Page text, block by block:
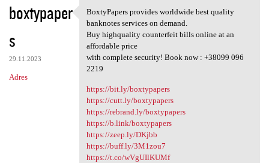
boxtypaper
s
29.11.2023
Adres
BoxtyPapers provides
BoxtyPapers provides worldwide best quality
banknotes services on demand.
Buy highquality counterfeit bills online at an
affordable price
with complete security! Book now : +38099 096
2219
https://bit.ly/boxtypapers
https://cutt.ly/boxtypapers
https://rebrand.ly/boxtypapers
https://b.link/boxtypapers
https://zeep.ly/DKjbb
https://buff.ly/3M1zou7
https://t.co/wVgUIlKUMf